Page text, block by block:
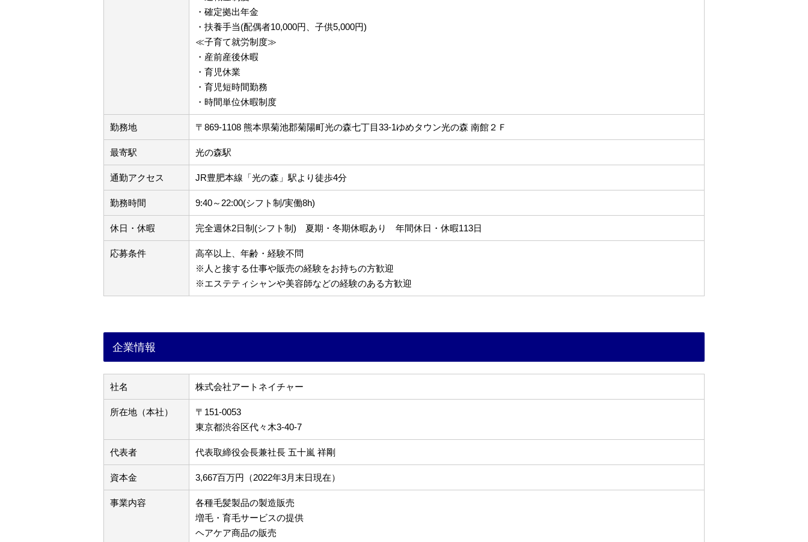
・確定拠出年金
・扶養手当(配偶者10,000円、子供5,000円)
≪子育て就労制度≫
・産前産後休暇
・育児休業
・育児短時間勤務
・時間単位休暇制度
勤務地 〒869-1108 熊本県菊池郡菊陽町光の森七丁目33-1ゆめタウン光の森 南館２Ｆ
最寄駅 光の森駅
通勤アクセス JR豊肥本線「光の森」駅より徒歩4分
勤務時間 9:40～22:00(シフト制/実働8h)
休日・休暇 完全週休2日制(シフト制) 夏期・冬期休暇あり 年間休日・休暇113日
応募条件
高卒以上、年齢・経験不問
※人と接する仕事や販売の経験をお持ちの方歓迎
※エステティシャンや美容師などの経験のある方歓迎
企業情報
社名 株式会社アートネイチャー
所在地（本社）
〒151-0053
東京都渋谷区代々木3-40-7
代表者 代表取締役会長兼社長 五十嵐 祥剛
資本金 3,667百万円（2022年3月末日現在）
事業内容
各種毛髪製品の製造販売
増毛・育毛サービスの提供
ヘアケア商品の販売